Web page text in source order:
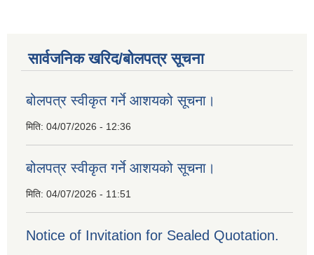
सार्वजनिक खरिद/बोलपत्र सूचना
बोलपत्र स्वीकृत गर्ने आशयको सूचना।
मिति: 04/07/2026 - 12:36
बोलपत्र स्वीकृत गर्ने आशयको सूचना।
मिति: 04/07/2026 - 11:51
Notice of Invitation for Sealed Quotation.